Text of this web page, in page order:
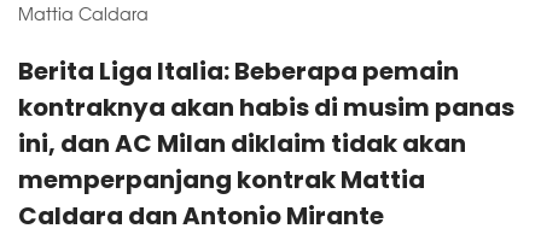
Mattia Caldara
Berita Liga Italia: Beberapa pemain
kontraknya akan habis di musim panas
ini, dan AC Milan diklaim tidak akan
memperpanjang kontrak Mattia
Caldara dan Antonio Mirante